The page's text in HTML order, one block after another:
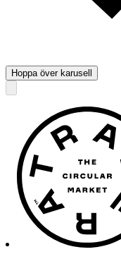
Hoppa över karusell